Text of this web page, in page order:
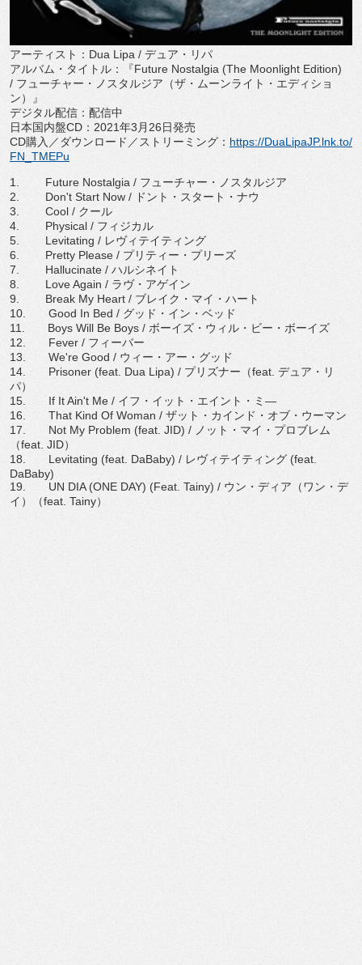
アーティスト： Dua Lipa / デュア・リパ
アルバム・タイトル：『Future Nostalgia (The Moonlight Edition)
/ フューチャー・ノスタルジア（ザ・ムーンライト・ エディショ
ン）』
デジタル配信：配信中
日本国内盤CD ： 2021年3月 26日発売
CD購入／ダウンロード／ストリーミング： https://DuaLipaJP.lnk.to/
FN_TMEPu
1. Future Nostalgia / フューチャー・ノスタルジア
2. Don't Start Now / ドント・スタート・ナウ
3. Cool / クール
4. Physical / フィジカル
5. Levitating / レヴィテイティング
6. Pretty Please / プリティー・プリーズ
7. Hallucinate / ハルシネイト
8. Love Again / ラヴ・アゲイン
9. Break My Heart / ブレイク・マイ・ハート
10. Good In Bed / グッド・イン・ベッド
11. Boys Will Be Boys / ボーイズ・ウィル・ビー・ボーイズ
12. Fever / フィーバー
13. We're Good / ウィー・アー・グッド
14. Prisoner (feat. Dua Lipa) / プリズナー（feat. デュア・リ
パ）
15. If It Ain't Me / イフ・イット・エイント・ミ―
16. That Kind Of Woman / ザット・カインド・オブ・ウーマン
17. Not My Problem (feat. JID) / ノット・マイ・プロブレム
（feat. JID）
18. Levitating (feat. DaBaby) / レヴィテイティング (feat.
DaBaby)
19. UN DIA (ONE DAY) (Feat. Tainy) / ウン・ディア（ワン・デ
イ）（feat. Tainy）